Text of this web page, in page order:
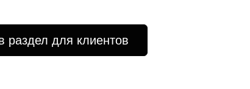
раздел для клиентов